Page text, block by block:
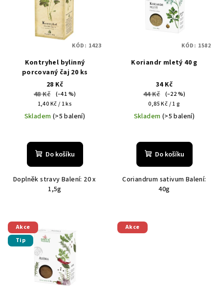
Kontryhel bylinný
porcovaný čaj 20 ks
28 Kč
48 Kč
(–41 %)
Měrná
cena:
1,40 Kč / 1 ks
Skladem (>5 balení)
Do košíku
Doplněk stravy Balení: 20 x
1,5g
KÓD: 1423
Koriandr mletý 40 g
34 Kč
44 Kč
(–22 %)
Měrná
cena:
0,85 Kč / 1 g
Skladem (>5 balení)
Do košíku
Coriandrum sativum Balení:
40g
KÓD: 1582
Akce
Tip
Akce